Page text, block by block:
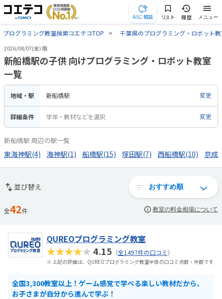
AIに相談 リスト 履歴 メニュー
プログラミング教室検索コエテコTOP 千葉県のプログラミング・ロボット
2026/08/07(金) 版
新船橋駅の子供 向けプログラミング・ロボット教室
一覧
地域・駅 新船橋駅 変更
詳細条件 学年・教材などを選択 変更
新船橋駅 周辺の駅一覧
東海神駅(4) 海神駅(1) 船橋駅(15) 塚田駅(7) 西船橋駅(10) 京成
並び替え
全42件 教室の料金相場について
QUREOプログラミング教室
★★★★★4.15 （全1497件の口コミ）
※ 上記の評価は、QUREOプログラミング教室全体の口コミ点数・件数です
全国3,300教室以上！ゲーム感覚で学べる楽しい教材だから、
お子さまが自分から進んで学ぶ！